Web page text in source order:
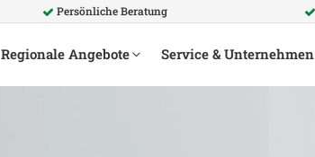
Persönliche Beratung
Regionale Angebote Service & Unternehmen